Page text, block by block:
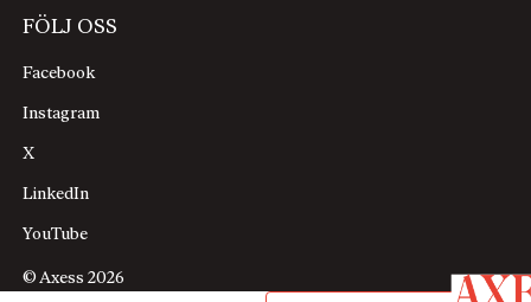
FÖLJ OSS
Facebook
Instagram
X
LinkedIn
YouTube
© Axess 2026